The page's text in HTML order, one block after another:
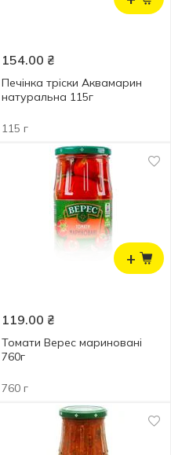
154.00 ₴
Печінка тріски Аквамарин
натуральна 115г
115 г
+
119.00 ₴
Томати Верес мариновані
760г
760 г